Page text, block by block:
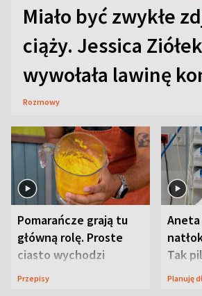
Miało być zwykłe
ciąży. Jessica Ziółek
wywołała lawinę
Rozmowy
Pomarańcze grają tu
główną rolę. Proste
ciasto wychodzi
wyjątkowo wilgotne
Przepisy
Aneta
Tak
wizyt
Planuję